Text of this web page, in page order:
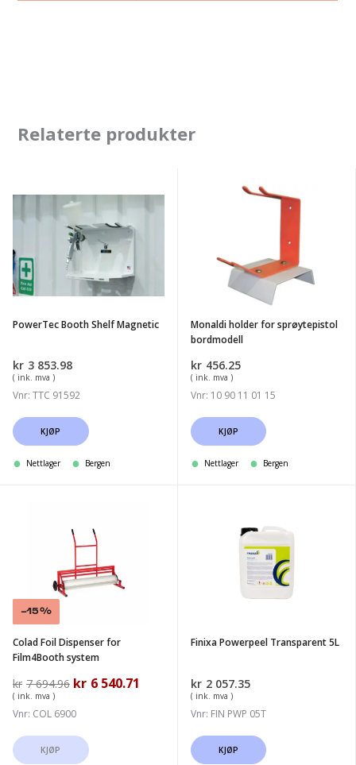
Relaterte produkter
PowerTec
Booth
Magnetic
PowerTec Booth Shelf Magnetic
kr 3 853.98
( ink. mva )
Vnr: TTC 91592
KJØP
Nettlager Bergen
bordmodell
Monaldi holder for sprøytepistol
bordmodell
kr 456.25
( ink. mva )
Vnr: 10 90 11 01 15
KJØP
Nettlager Bergen
Salg!
Film4Booth
system
-15%
Colad Foil Dispenser for
Film4Booth system
kr 7 694.96 Opprinnelig
var:
694.96.
kr 6 540.71 Nåværende
( ink. mva )
Vnr: COL 6900
KJØP
Powerpeel
Transparent
Finixa Powerpeel Transparent 5L
kr 2 057.35
( ink. mva )
Vnr: FIN PWP 05T
KJØP